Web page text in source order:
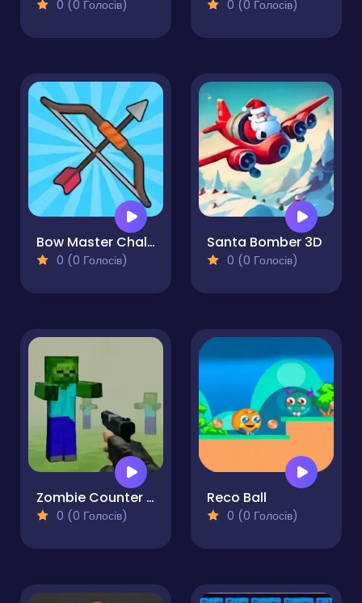
0 (0 Голосів) 0 (0 Голосів)
Bow Master Challenge
0 (0 Голосів)
Santa Bomber 3D
0 (0 Голосів)
Zombie Counter Craft
0 (0 Голосів)
Reco Ball
0 (0 Голосів)